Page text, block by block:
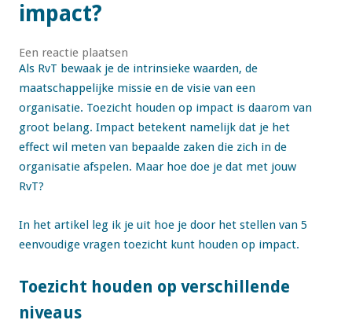
impact?
Een reactie plaatsen
Als RvT bewaak je de intrinsieke waarden, de
maatschappelijke missie en de visie van een
organisatie. Toezicht houden op impact is daarom van
groot belang. Impact betekent namelijk dat je het
effect wil meten van bepaalde zaken die zich in de
organisatie afspelen. Maar hoe doe je dat met jouw
RvT?
In het artikel leg ik je uit hoe je door het stellen van 5
eenvoudige vragen toezicht kunt houden op impact.
Toezicht houden op verschillende
niveaus